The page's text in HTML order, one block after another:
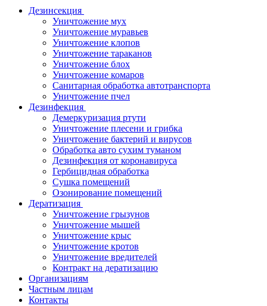
Дезинсекция
Уничтожение мух
Уничтожение муравьев
Уничтожение клопов
Уничтожение тараканов
Уничтожение блох
Уничтожение комаров
Санитарная обработка автотранспорта
Уничтожение пчел
Дезинфекция
Демеркуризация ртути
Уничтожение плесени и грибка
Уничтожение бактерий и вирусов
Обработка авто сухим туманом
Дезинфекция от коронавируса
Гербицидная обработка
Сушка помещений
Озонирование помещений
Дератизация
Уничтожение грызунов
Уничтожение мышей
Уничтожение крыс
Уничтожение кротов
Уничтожение вредителей
Контракт на дератизацию
Организациям
Частным лицам
Контакты